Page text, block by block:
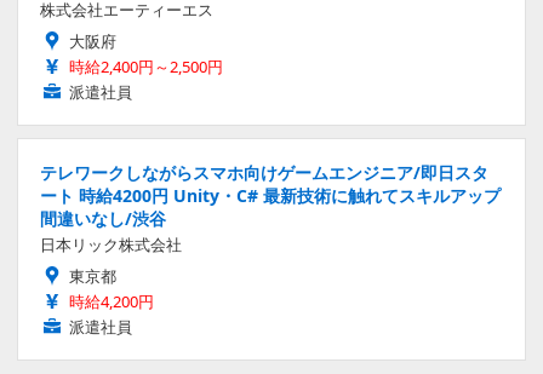
株式会社エーティーエス
大阪府
時給2,400円～2,500円
派遣社員
テレワークしながらスマホ向けゲームエンジニア/即日スタ
ート 時給4200円 Unity・C# 最新技術に触れてスキルアップ
間違いなし/渋谷
日本リック株式会社
東京都
時給4,200円
派遣社員